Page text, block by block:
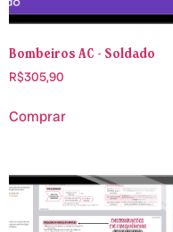
Bombeiros AC - Soldado
R$305,90
Comprar